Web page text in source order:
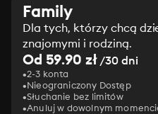
Family
Dla tych, którzy chcą
znajomymi i rodziną.
Od 59.90 zł/30 dni
2-3 konta
Nieograniczony Dostęp
Słuchanie bez limitów
Anuluj w dowolnym